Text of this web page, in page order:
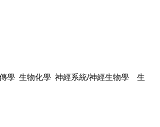
學 生物化學 神經系統/神經生物學
生